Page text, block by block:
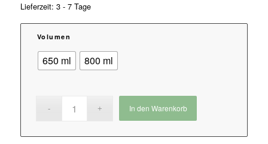
Lieferzeit: 3 - 7 Tage
Volumen
650 ml 800 ml
In den Warenkorb